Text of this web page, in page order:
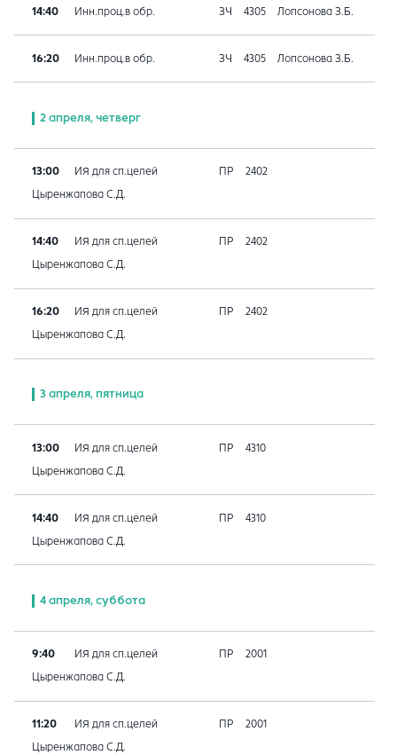
14:40 Инн.проц.в обр. ЗЧ 4305 Лопсонова З.Б.
16:20 Инн.проц.в обр. ЗЧ 4305 Лопсонова З.Б.
2 апреля, четверг
13:00 ИЯ для сп.целей ПР 2402
Цыренжапова С.Д.
14:40 ИЯ для сп.целей ПР 2402
Цыренжапова С.Д.
16:20 ИЯ для сп.целей ПР 2402
Цыренжапова С.Д.
3 апреля, пятница
13:00 ИЯ для сп.целей ПР 4310
Цыренжапова С.Д.
14:40 ИЯ для сп.целей ПР 4310
Цыренжапова С.Д.
4 апреля, суббота
9:40 ИЯ для сп.целей ПР 2001
Цыренжапова С.Д.
11:20 ИЯ для сп.целей ПР 2001
Цыренжапова С.Д.